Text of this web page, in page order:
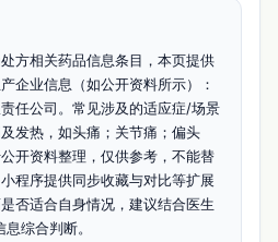
方相关药品信息条目，本页提供
企业信息（如公开资料所示）：
任公司。常见涉及的适应症/场景
发热，如头痛；关节痛；偏头
开资料整理，仅供参考，不能替
程序提供同步收藏与对比等扩展
否适合自身情况，建议结合医生
综合判断。